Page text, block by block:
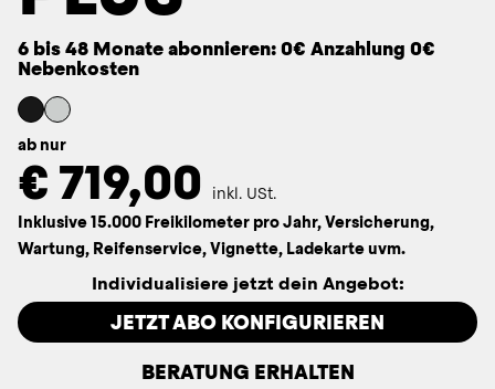
6 bis 48 Monate abonnieren: 0€ Anzahlung 0€
Nebenkosten
ab nur
€ 719,00
inkl. USt.
Inklusive 15.000 Freikilometer pro Jahr, Versicherung,
Wartung, Reifenservice, Vignette, Ladekarte uvm.
Individualisiere jetzt dein Angebot:
JETZT ABO KONFIGURIEREN
BERATUNG ERHALTEN